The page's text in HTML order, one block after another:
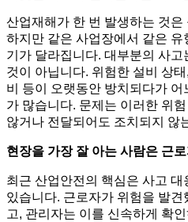
산업재해가 한 번 발생하는 것
하지만 같은 사업장에서 같은
기가 달라집니다. 대부분의 사
것이 아닙니다. 위험한 설비 상
비 등이 오랫동안 방치되다가
가 많습니다. 문제는 이러한 위
않거나 전달되어도 조치되지 않
현장을 가장 잘 아는 사람은 근
최근 산업안전의 핵심은 사고 대
있습니다. 근로자가 위험을 발
고, 관리자는 이를 신속하게 확